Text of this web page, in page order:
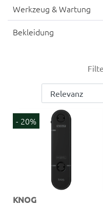
Werkzeug & Wartung
Bekleidung
- 20%
KNOG